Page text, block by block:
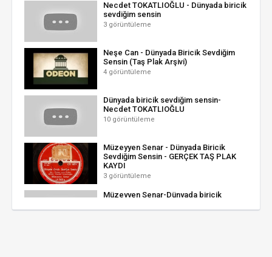
Necdet TOKATLIOĞLU - Dünyada biricik
sevdiğim sensin
3 görüntüleme
Neşe Can - Dünyada Biricik Sevdiğim
Sensin (Taş Plak Arşivi)
4 görüntüleme
Dünyada biricik sevdiğim sensin-
Necdet TOKATLIOĞLU
10 görüntüleme
Müzeyyen Senar - Dünyada Biricik
Sevdiğim Sensin - GERÇEK TAŞ PLAK
KAYDI
3 görüntüleme
Müzeyyen Senar-Dünyada biricik